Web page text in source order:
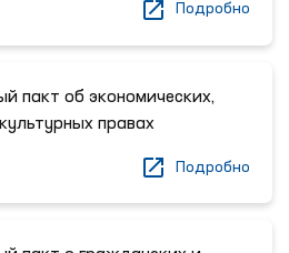
Подробно
пакт об экономических,
правах
Подробно